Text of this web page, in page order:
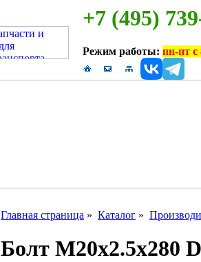
+7 (495)
Режим работы: пн-пт с
Главная страница » Каталог »
Болт М20x2.5x280